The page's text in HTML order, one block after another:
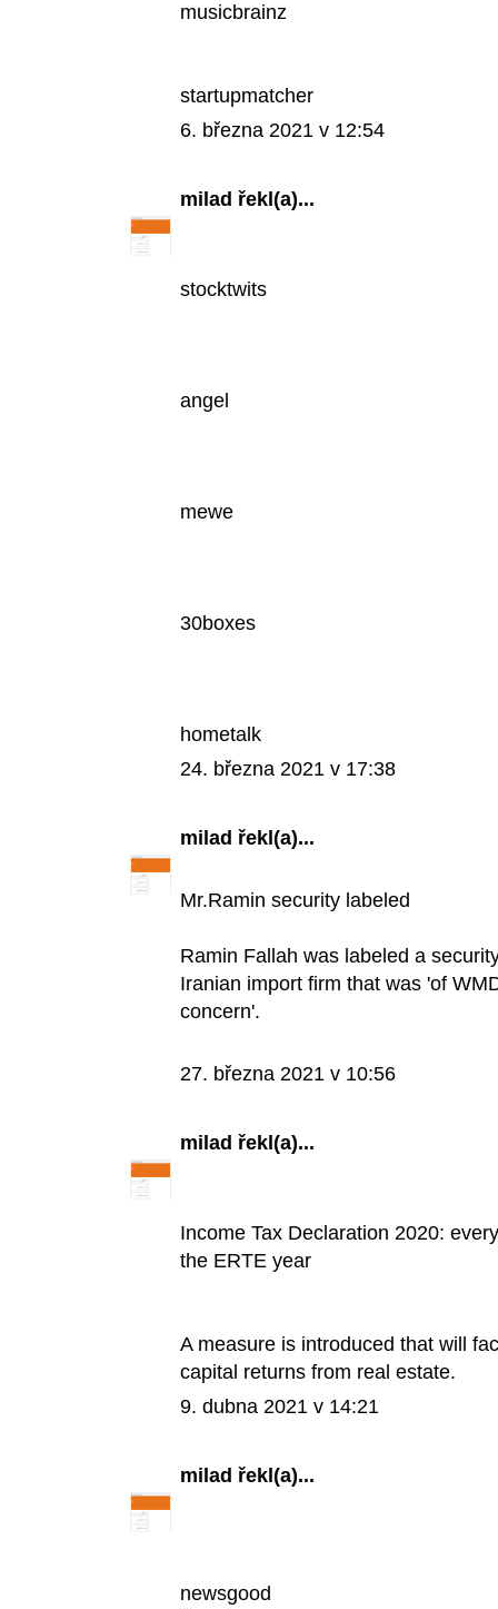
musicbrainz
startupmatcher
6. března 2021 v 12:54
milad řekl(a)...
stocktwits
angel
mewe
30boxes
hometalk
24. března 2021 v 17:38
milad řekl(a)...
Mr.Ramin security labeled
Ramin Fallah was labeled a
Iranian import firm that was 'of
concern'.
27. března 2021 v 10:56
milad řekl(a)...
Income Tax Declaration 2020:
the ERTE year
A measure is introduced that will
capital returns from real estate.
9. dubna 2021 v 14:21
milad řekl(a)...
newsgood